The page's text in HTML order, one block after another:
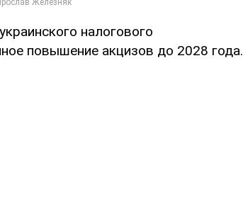
налогового
повышение акцизов до 2028 года.